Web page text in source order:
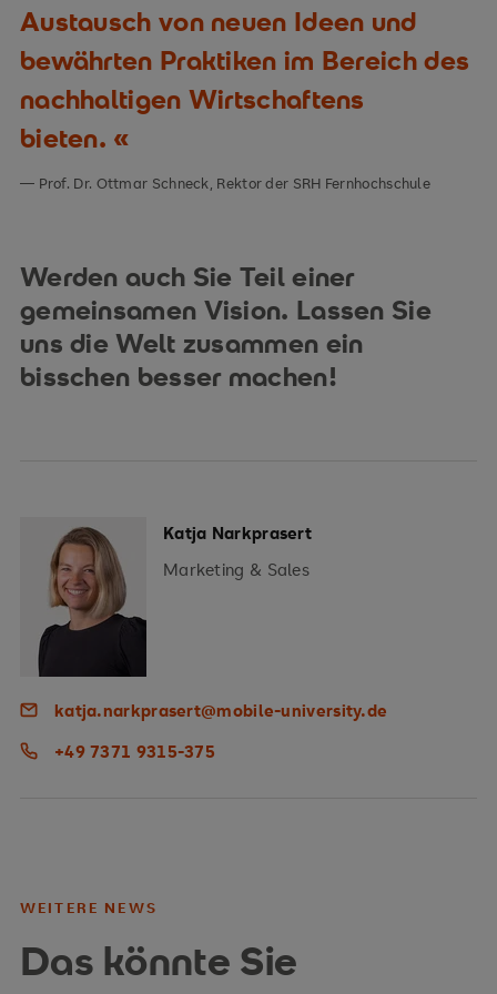
Austausch von neuen Ideen und
bewährten Praktiken im Bereich des
nachhaltigen Wirtschaftens
bieten.
Prof. Dr. Ottmar Schneck, Rektor der SRH Fernhochschule
Werden auch Sie Teil einer
gemeinsamen Vision. Lassen Sie
uns die Welt zusammen ein
bisschen besser machen!
Katja Narkprasert
Marketing & Sales
katja.narkprasert@mobile-university.de
+49 7371 9315-375
WEITERE NEWS
Das könnte Sie